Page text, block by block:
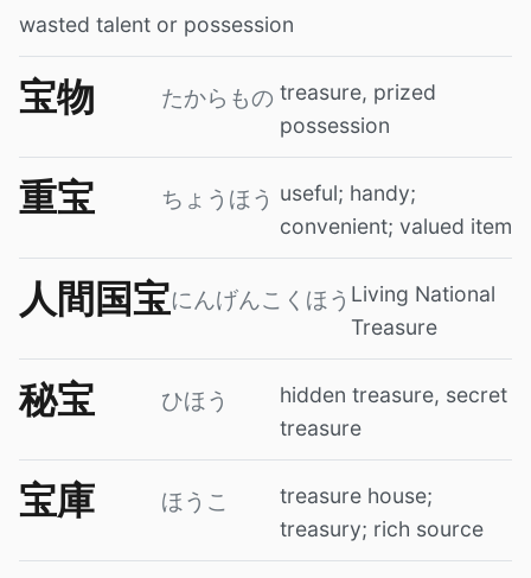
wasted talent or possession
宝物 たからもの treasure, prized
possession
重宝 ちょうほう useful; handy;
convenient; valued item
人間国宝にんげんこくほう Living National
Treasure
秘宝 ひほう
hidden treasure, secret
treasure
宝庫 ほうこ
treasure house;
treasury; rich source